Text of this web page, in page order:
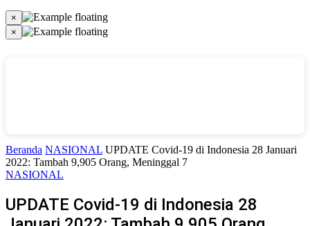
×
×
Beranda NASIONAL UPDATE Covid-19 di Indonesia 28 Januari
2022: Tambah 9,905 Orang, Meninggal 7
NASIONAL
UPDATE Covid-19 di Indonesia 28